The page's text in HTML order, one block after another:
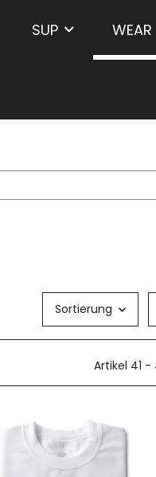
SUP WEAR
Sortierung
Artikel 41